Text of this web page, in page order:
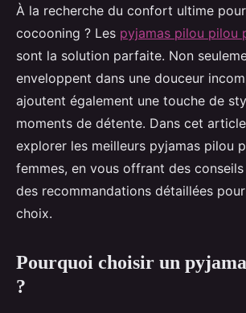
Les meilleurs
pilou pour femmes à
Robin•10 février 2025•8 min de lecture
À la recherche du confort ultime
cocooning ? Les pyjamas pilou pilou
sont la solution parfaite. Non
enveloppent dans une douceur
ajoutent également une touche de
moments de détente. Dans cet
explorer les meilleurs pyjamas pilou
femmes, en vous offrant des
des recommandations détaillées
choix.
Pourquoi choisir un
?